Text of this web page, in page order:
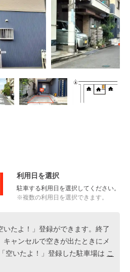
利用日を選択
駐車する利用日を選択してください。
※複数の利用日を選択できます。
いたよ！」登録ができます。終了
ャンセルで空きが出たときにメ
空いたよ！」登録した駐車場は こ